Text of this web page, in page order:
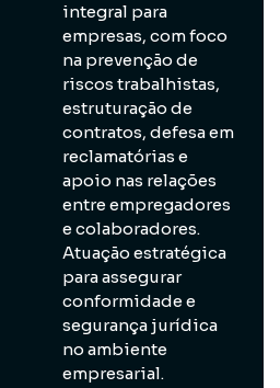
integral para
empresas, com foco
na prevenção de
riscos trabalhistas,
estruturação de
contratos, defesa em
reclamatórias e
apoio nas relações
entre empregadores
e colaboradores.
Atuação estratégica
para assegurar
conformidade e
segurança jurídica
no ambiente
empresarial.